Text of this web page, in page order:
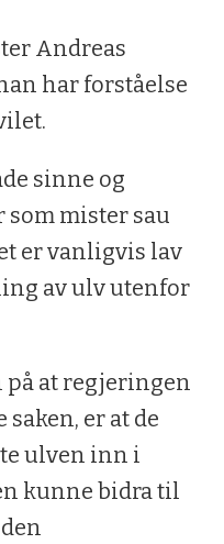
Andreas
har forståelse
sinne og
mister sau
er vanligvis lav
av ulv utenfor
at regjeringen
er at de
ulven inn i
kunne bidra til